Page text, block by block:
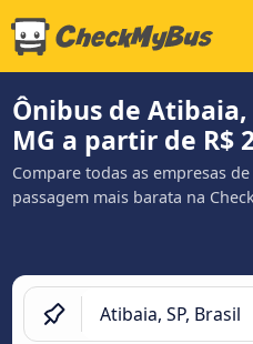
Ônibus de Atibaia,
MG a partir de R$
Compare todas as empresas
passagem mais barata na